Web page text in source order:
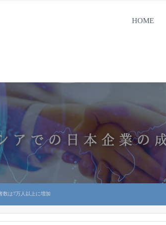
HOME
数は7万人以上に増加